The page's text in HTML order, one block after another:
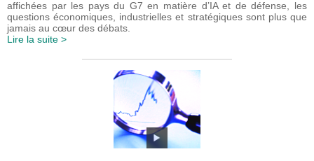
affichées par les pays du G7 en matière d’IA et de défense, les
questions économiques, industrielles et stratégiques sont plus que
jamais au cœur des débats.
Lire la suite >